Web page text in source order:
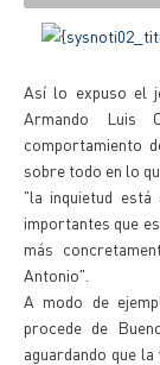
Así lo expuso el
Armando Luis
comportamiento
sobre todo en lo
"la inquietud está
importantes que
más
Antonio".
A modo de
procede de
aguardando que